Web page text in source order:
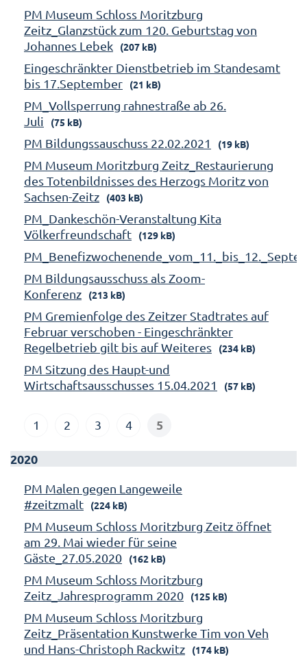
PM Museum Schloss Moritzburg
Zeitz_Glanzstück zum 120. Geburtstag von
Johannes Lebek
(207 kB)
Eingeschränkter Dienstbetrieb im Standesamt
bis 17.September
(21 kB)
PM_Vollsperrung rahnestraße ab 26.
Juli
(75 kB)
PM Bildungssauschuss 22.02.2021 (19 kB)
PM Museum Moritzburg Zeitz_Restaurierung
des Totenbildnisses des Herzogs Moritz von
Sachsen-Zeitz
(403 kB)
PM_Dankeschön-Veranstaltung Kita
Völkerfreundschaft
(129 kB)
PM Bildungsausschuss als Zoom-
Konferenz
(213 kB)
PM Gremienfolge des Zeitzer Stadtrates auf
Februar verschoben - Eingeschränkter
Regelbetrieb gilt bis auf Weiteres
(234 kB)
PM Sitzung des Haupt-und
Wirtschaftsausschusses 15.04.2021
(57 kB)
1 2 3 4 5
2020
PM Malen gegen Langeweile
#zeitzmalt
(224 kB)
PM Museum Schloss Moritzburg Zeitz öffnet
am 29. Mai wieder für seine
Gäste_27.05.2020
(162 kB)
PM Museum Schloss Moritzburg
Zeitz_Jahresprogramm 2020
(125 kB)
PM Museum Schloss Moritzburg
Zeitz_Präsentation Kunstwerke Tim von Veh
und Hans-Christoph Rackwitz
(174 kB)